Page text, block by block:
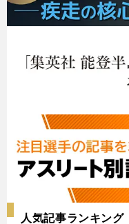
人気記事ランキング